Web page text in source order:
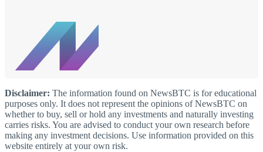
Disclaimer: The information found on NewsBTC is for educational
purposes only. It does not represent the opinions of NewsBTC on
whether to buy, sell or hold any investments and naturally investing
carries risks. You are advised to conduct your own research before
making any investment decisions. Use information provided on this
website entirely at your own risk.